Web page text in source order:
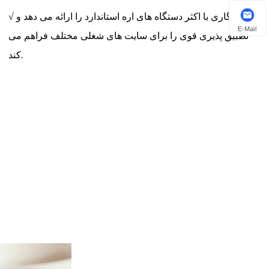
√ سازگاری با اکثر دستگاه های اره استاندارد را ارائه می دهد و
تطبیق پذیری قوی را برای سایت های شغلی مختلف فراهم می
کند.
E-Mail